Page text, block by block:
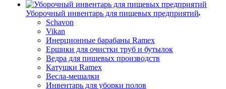
Уборочный инвентарь для пищевых предприятий
Schavon
Vikan
Инерционные барабаны Ramex
Ершики для очистки труб и бутылок
Ведра для пищевых производств
Катушки Ramex
Весла-мешалки
Инвентарь для уборки полов